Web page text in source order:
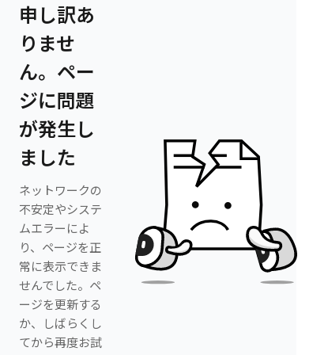
申し訳あ
りませ
ん。ペー
ジに問題
が発生し
ました
ネットワークの
不安定やシステ
ムエラーによ
り、ページを正
常に表示できま
せんでした。ペ
ージを更新する
か、しばらくし
てから再度お試